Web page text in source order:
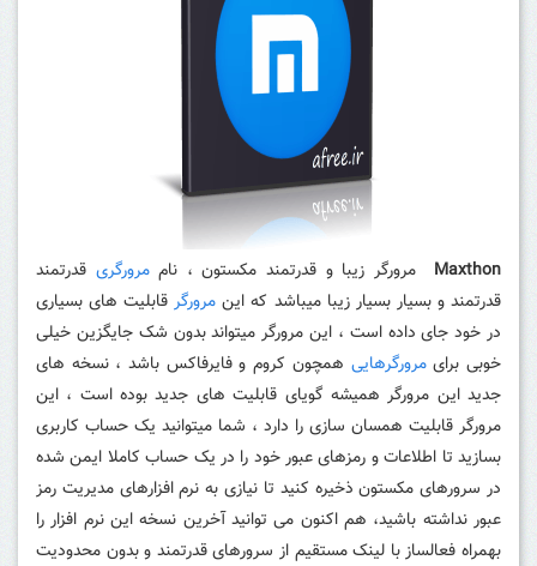
Maxthon مرورگر زیبا و قدرتمند مکستون ، ناممرورگری قدرتمند
قدرتمند و بسیار بسیار زیبا میباشد که این مرورگرقابلیت های بسیاری
در خود جای داده است ، این مرورگر میتواند بدون شک جایگزین خیلی
خوبی برایمرورگرهایی همچون کروم و فایرفاکس باشد ، نسخه های
جدید این مرورگر همیشه گویای قابلیت های جدید بوده است ، این
مرورگر قابلیت همسان سازی را دارد ، شما میتوانید یک حساب کاربری
بسازید تا اطلاعات و رمزهای عبور خود را در یک حساب کاملا ایمن شده
در سرورهای مکستون ذخیره کنید تا نیازی به نرم افزارهای مدیریت رمز
عبور نداشته باشید، هم اکنون می توانید آخرین نسخه این نرم افزار را
بهمراه فعالساز با لینک مستقیم از سرورهای قدرتمند و بدون محدودیت